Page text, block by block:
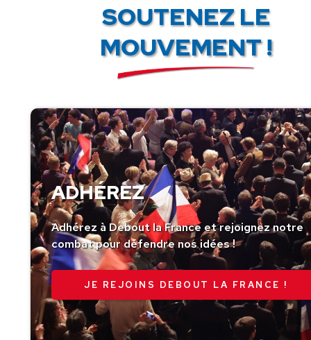
SOUTENEZ LE
MOUVEMENT !
ADHÉREZ
Adhérez à Debout la France et rejoignez notre
combat pour défendre nos idées !
JE REJOINS DEBOUT LA FRANCE !